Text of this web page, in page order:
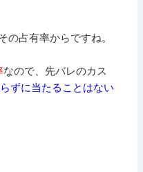
の占有率からですね。
なので、先バレのカス
ずに当たることはない